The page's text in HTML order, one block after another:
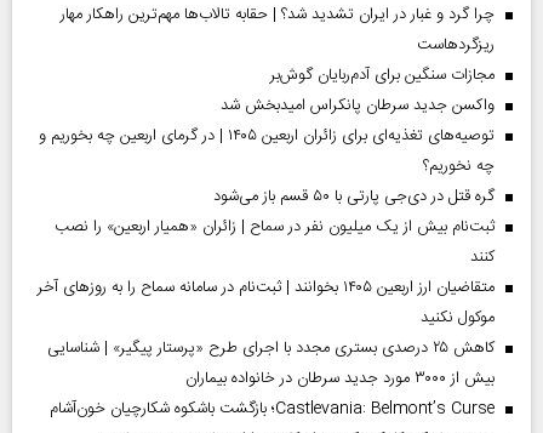
چرا گرد و غبار در ایران تشدید شد؟ | حقابه تالاب‌ها مهم‌ترین راهکار مهار
ریزگردهاست
مجازات سنگین برای آدم‌ربایان گوش‌بر
واکسن جدید سرطان پانکراس امیدبخش شد
توصیه‌های تغذیه‌ای برای زائران اربعین ۱۴۰۵ | در گرمای اربعین چه بخوریم و
چه نخوریم؟
گره قتل در دی‌جی پارتی با ۵۰ قسم باز می‌شود
ثبت‌نام بیش از یک میلیون نفر در سماح | زائران «همیار اربعین» را نصب
کنند
متقاضیان ارز اربعین ۱۴۰۵ بخوانند | ثبت‌نام در سامانه سماح را به روز‌های آخر
موکول نکنید
کاهش ۲۵ درصدی بستری مجدد با اجرای طرح «پرستار پیگیر» | شناسایی
بیش از ۳۰۰۰ مورد جدید سرطان در خانواده بیماران
Castlevania: Belmont’s Curse؛ بازگشت باشکوه شکارچیان خون‌آشام